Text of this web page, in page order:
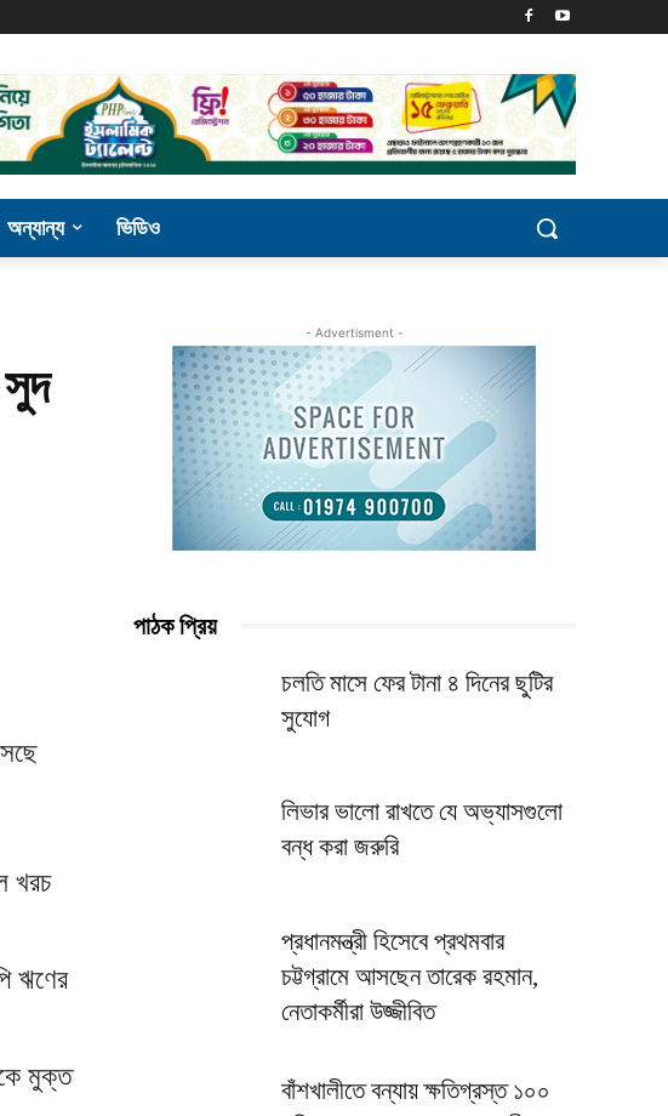
অন্যান্য ভিডিও
খরচ
ঋণের
মুক্ত
- Advertisment -
পাঠক প্রিয়
চলতি মাসে ফের টানা ৪ দিনের ছুটির
সুযোগ
লিভার ভালো রাখতে যে অভ্যাসগুলো
বন্ধ করা জরুরি
প্রধানমন্ত্রী হিসেবে প্রথমবার
চট্টগ্রামে আসছেন তারেক রহমান,
নেতাকর্মীরা উজ্জীবিত
বাঁশখালীতে বন্যায় ক্ষতিগ্রস্ত ১০০